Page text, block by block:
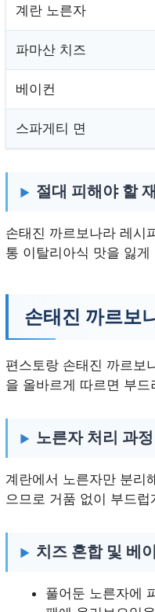
계란 노른자
파마산 치즈
베이컨
스파게티 면
절대 피해야 할
손태진 까르보나라 레시
통 이탈리아식 맛을 잃게
손태진 까르보
편스토랑 손태진 까르보
을 올바르게 따르면 부
노른자 처리 과정
계란에서 노른자만 분리
으므로 거품 없이 부드
치즈 혼합 및 베
풀어둔 노른자에